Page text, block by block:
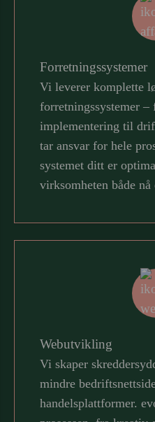
Forretningssystemer
Vi leverer komplette
forretningssystemer –
implementering til
tar ansvar for hele
systemet ditt er
virksomheten både
Webutvikling
Vi skaper
mindre
handelsplattformer.